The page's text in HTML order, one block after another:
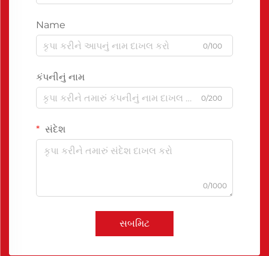
Name
0/100
કંપનીનું નામ
0/200
સંદેશ
0/1000
સબમિટ